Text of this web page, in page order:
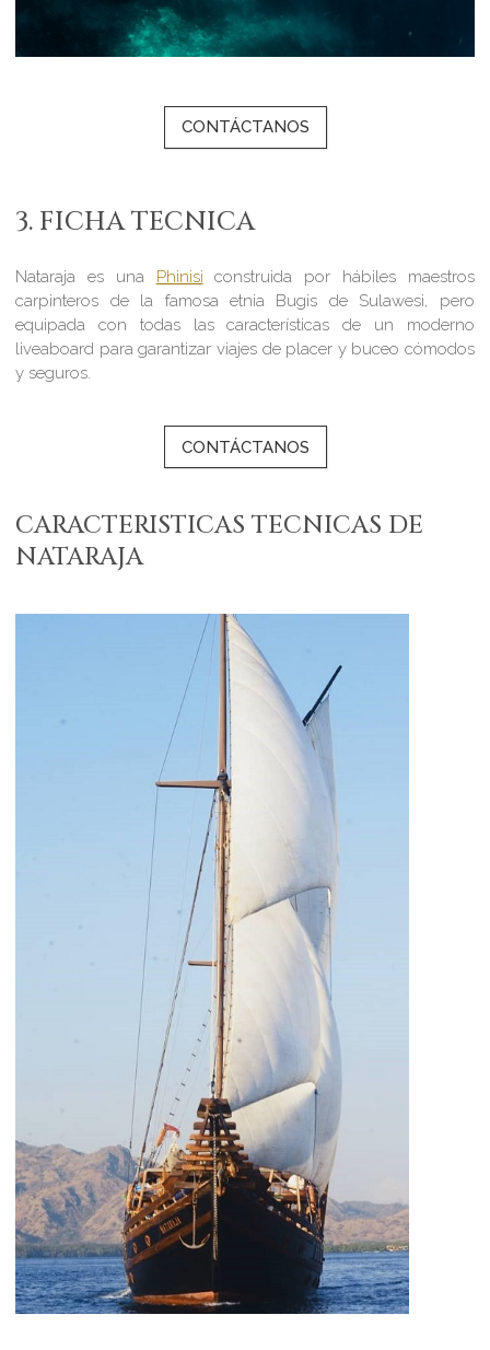
CONTÁCTANOS
3. FICHA TECNICA
Nataraja es una Phinisi construida por hábiles maestros
carpinteros de la famosa etnia Bugis de Sulawesi, pero
equipada con todas las características de un moderno
liveaboard para garantizar viajes de placer y buceo cómodos
y seguros.
CONTÁCTANOS
CARACTERISTICAS TECNICAS DE
NATARAJA